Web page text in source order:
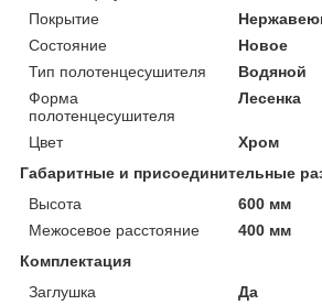
Покрытие
Состояние
Новое
Тип полотенцесушителя
Водяной
Форма
полотенцесушителя
Лесенка
Цвет
Хром
Габаритные и присоединительные
Высота
600 мм
Межосевое расстояние
400 мм
Комплектация
Заглушка
Да